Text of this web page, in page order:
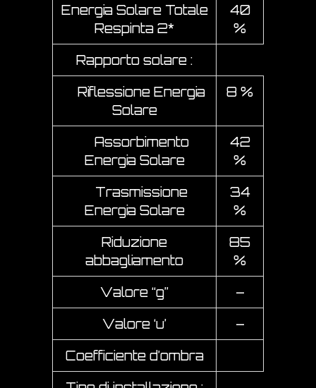
Energia Solare Totale
Respinta 2*
40
%
Rapporto solare :
Riflessione Energia
Solare
8 %
Assorbimento
Energia Solare
42
%
Trasmissione
Energia Solare
34
%
Riduzione
abbagliamento
85
%
Valore “g” –
Valore ‘u’ –
Coefficiente d’ombra